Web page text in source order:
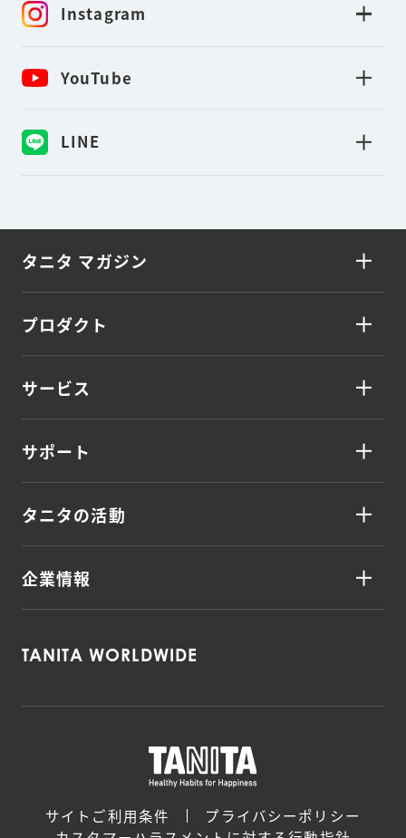
Instagram
YouTube
LINE
タニタ マガジン
プロダクト
サービス
サポート
タニタの活動
企業情報
TANITA WORLDWIDE
サイトご利用条件
プライバシーポリシー